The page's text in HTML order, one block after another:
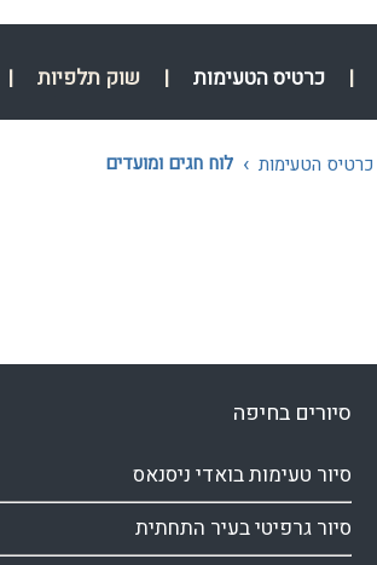
| כרטיס הטעימות | שוק תלפיות |
כרטיס הטעימות › לוח חגים ומועדים
סיורים בחיפה
סיור טעימות בואדי ניסנאס
סיור גרפיטי בעיר התחתית